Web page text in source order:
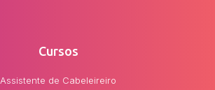
Cursos
Assistente de Cabeleireiro